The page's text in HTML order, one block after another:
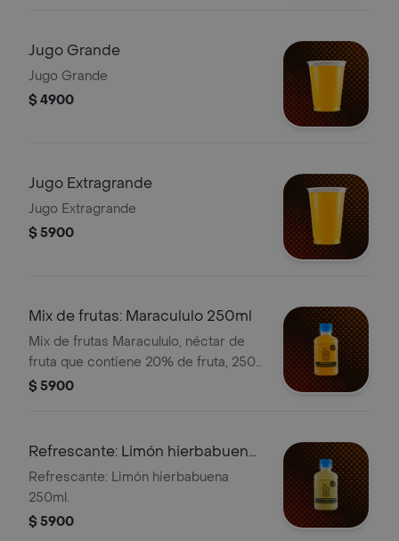
Jugo Grande
Jugo Grande
$ 4900
Jugo Extragrande
Jugo Extragrande
$ 5900
Mix de frutas: Maracululo 250ml
Mix de frutas Maracululo, néctar de
fruta que contiene 20% de fruta, 250
ml.
$ 5900
Refrescante: Limón hierbabuena
250ml
Refrescante: Limón hierbabuena
250ml.
$ 5900